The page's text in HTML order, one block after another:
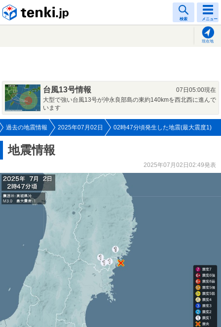
検索 メニュー
現在地
台風13号情報
07日05:00現在
大型で強い台風13号が沖永良部島の東約140kmを西北西に進んで
います
過去の地震情報 2025年07月02日 02時47分頃発生した地震(最大震度1)
地震情報
2025年07月02日02:49発表